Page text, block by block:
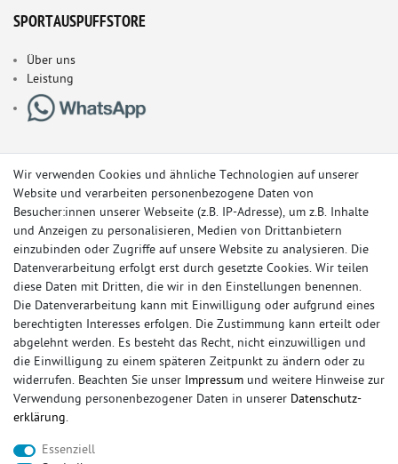
SPORTAUSPUFFSTORE
Über uns
Leistung
© Copyright 2026 Sportauspuff-Store.de - Alle Rechte vorbehalten.
Preisangaben inkl. gesetzlicher MwSt. und zzgl. Versandkosten
Das Internetportal für Sportendschalldämpfer, Komplettanlagen,
Rennsportanlagen, Sportendrohre, Universalteile, Fächerkrümmer,
Vorschalldämpfer, Sportkat, Ersatzrohr und Auspuffzubehör.
FOX, REMUS, FSW, FRIEDRICH MOTORSPORT, EISENMANN, ULTER
Wir verwenden Cookies und ähnliche Technologien auf unserer
Website und verarbeiten personenbezogene Daten von
Besucher:innen unserer Webseite (z.B. IP-Adresse), um z.B. Inhalte
und Anzeigen zu personalisieren, Medien von Drittanbietern
einzubinden oder Zugriffe auf unsere Website zu analysieren. Die
Datenverarbeitung erfolgt erst durch gesetzte Cookies. Wir teilen
diese Daten mit Dritten, die wir in den Einstellungen benennen.
Die Datenverarbeitung kann mit Einwilligung oder aufgrund eines
berechtigten Interesses erfolgen. Die Zustimmung kann erteilt oder
abgelehnt werden. Es besteht das Recht, nicht einzuwilligen und
die Einwilligung zu einem späteren Zeitpunkt zu ändern oder zu
widerrufen. Beachten Sie unser Impressum und weitere Hinweise zur
Verwendung personenbezogener Daten in unserer Daten­schutz­
erklärung.
Essenziell